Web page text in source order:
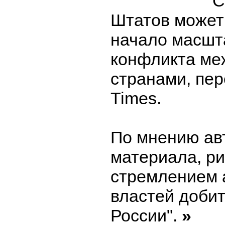
Штатов
начало
конфликта
странами,
Times.
По мнению
материала,
стремлением
властей
России". »